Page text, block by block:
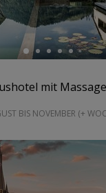
mit
BIS NOVEMBER (+